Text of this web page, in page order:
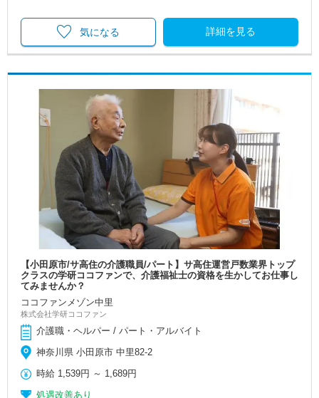
詳細を見る
気になる
【小田原市/サ高住の介護職員/パート】サ高住運営戸数業界トップ
クラスの学研ココファンで、介護福祉士の資格を生かしてお仕事し
てみませんか？
ココファンメゾン中里
株式会社学研ココファン
介護職・ヘルパー / パート・アルバイト
神奈川県 小田原市 中里82-2
時給 1,539円 ～ 1,689円
処遇改善あり